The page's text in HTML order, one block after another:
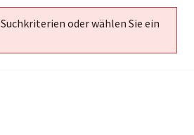
oder wählen Sie ein